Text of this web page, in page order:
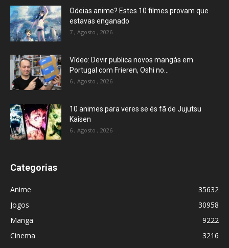
Odeias anime? Estes 10 filmes provam que
estavas enganado
7 , Agosto , 2026
Vídeo: Devir publica novos mangás em
Portugal com Frieren, Oshi no...
6 , Agosto , 2026
10 animes para veres se és fã de Jujutsu
Kaisen
6 , Agosto , 2026
Categorias
Anime
35632
Jogos
30958
Manga
9222
Cinema
3216